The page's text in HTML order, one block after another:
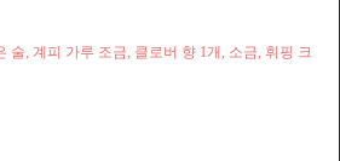
술, 계피 가루 조금, 클로버 향 1개, 소금, 휘핑 크